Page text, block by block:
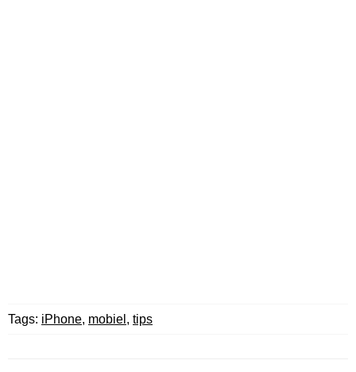
Tags: iPhone, mobiel , tips